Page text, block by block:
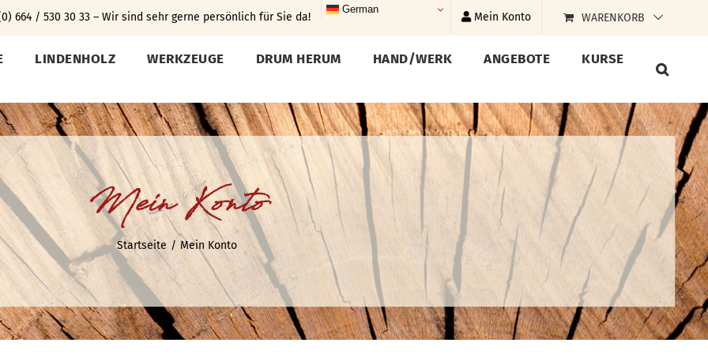
664 / 530 30 33 – Wir sind sehr gerne persönlich für Sie da!
German
Mein Konto WARENKORB
LINDENHOLZ WERKZEUGE DRUM HERUM HAND/WERK ANGEBOTE KURSE
Mein Konto
Startseite Mein Konto